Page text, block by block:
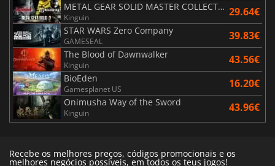
METAL GEAR SOLID MASTER COLLECTION Vol.2
Kinguin 29.64€
STAR WARS Zero Company
GAMESEAL 39.83€
The Blood of Dawnwalker
Kinguin 43.56€
BioEden
Gamesplanet US 16.20€
Onimusha Way of the Sword
Kinguin 43.96€
Recebe os melhores preços, códigos promocionais e os
melhores negócios possíveis, em todos os teus jogos!